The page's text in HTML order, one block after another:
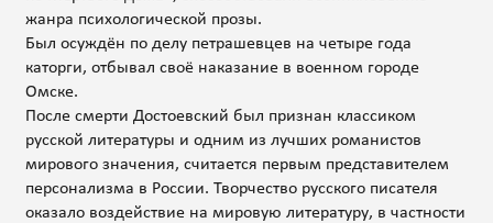
жанра психологической прозы.
Был осуждён по делу петрашевцев на четыре года
каторги, отбывал своё наказание в военном городе
Омске.
После смерти Достоевский был признан классиком
русской литературы и одним из лучших романистов
мирового значения, считается первым представителем
персонализма в России. Творчество русского писателя
оказало воздействие на мировую литературу, в частности